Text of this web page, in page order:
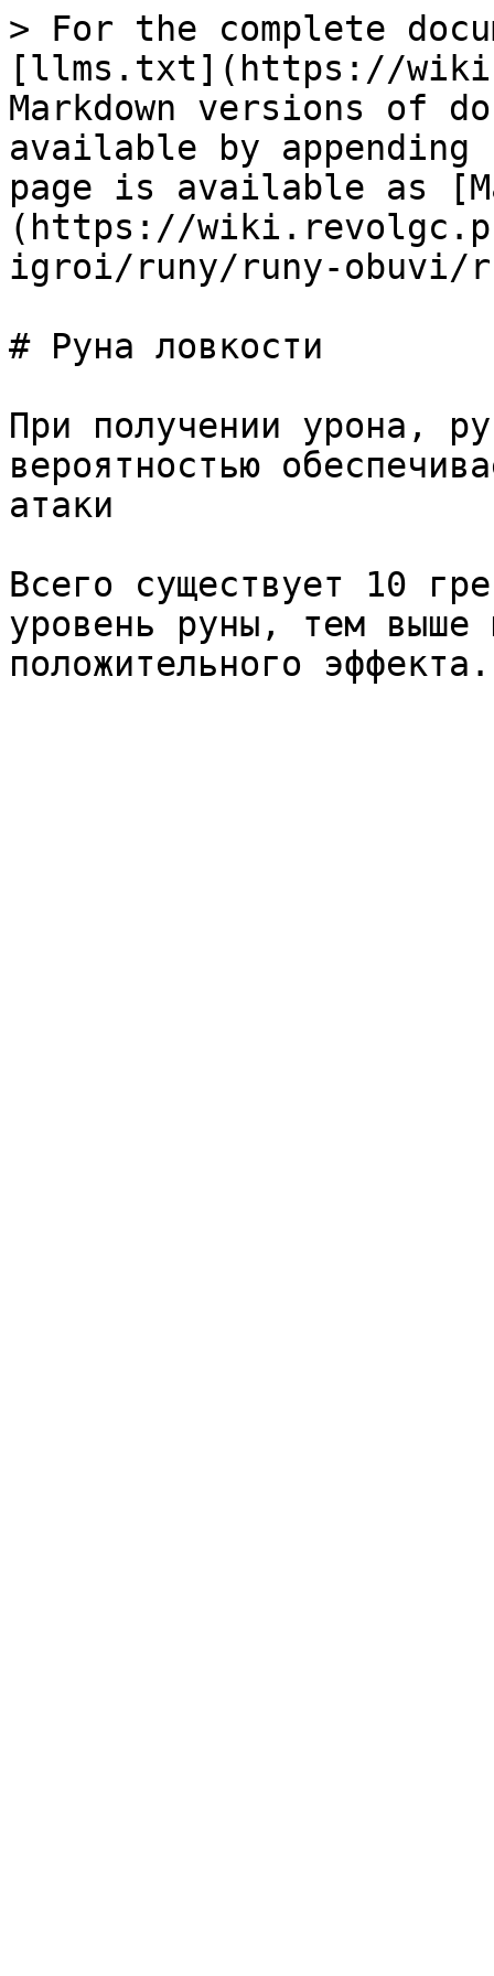
> For the complete
[llms.txt](https://
Markdown versions of
available by
page is available as
(https://
igroi/runy/runy-obuvi/
# Руна ловкости
При получении урона,
вероятностью
атаки
Всего существует 10
уровень руны, тем выше